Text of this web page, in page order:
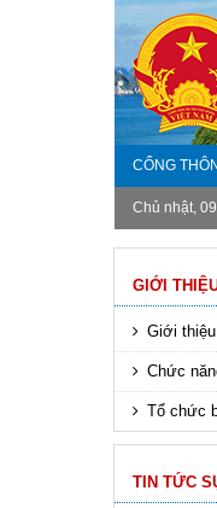
CỔNG
Chủ nhật,
GIỚI
Giới
Chức
Tổ chức
TIN TỨC